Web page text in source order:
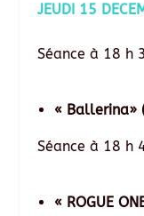
JEUDI 15
Séance à 18 h
« Ballerina»
Séance à 18 h
« ROGUE